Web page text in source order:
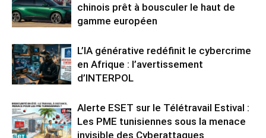
chinois prêt à bousculer le haut de
gamme européen
L’IA générative redéfinit le cybercrime
en Afrique : l’avertissement
d’INTERPOL
Alerte ESET sur le Télétravail Estival :
Les PME tunisiennes sous la menace
invisible des Cyberattaques